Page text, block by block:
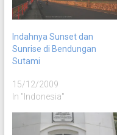
Indahnya Sunset dan
Sunrise di Bendungan
Sutami
15/12/2009
In "Indonesia"